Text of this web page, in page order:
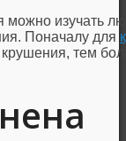
изучать
Поначалу для
тем